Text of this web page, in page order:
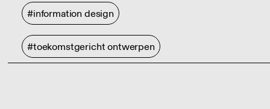
#information design
#toekomstgericht ontwerpen